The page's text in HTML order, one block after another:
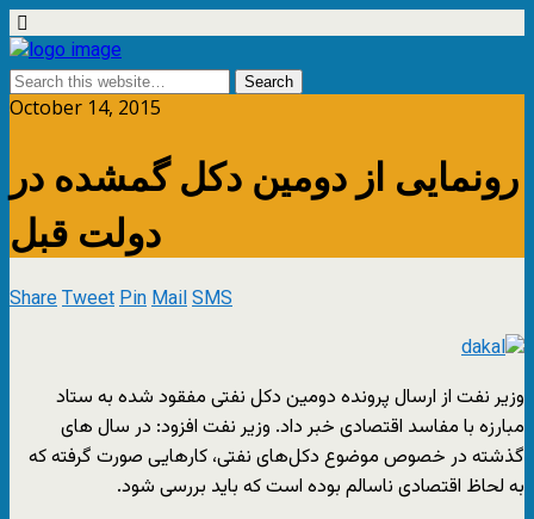
October 14, 2015
رونمایی از دومین دکل گمشده در
دولت قبل
ShareTweetPinMailSMS
وزیر نفت از ارسال پرونده دومین دکل نفتی مفقود شده به ستاد
مبارزه با مفاسد اقتصادی خبر داد. وزیر نفت افزود: در سال های
گذشته در خصوص موضوع دکل‌های نفتی، کارهایی صورت گرفته که
به لحاظ اقتصادی ناسالم بوده است که باید بررسی شود.